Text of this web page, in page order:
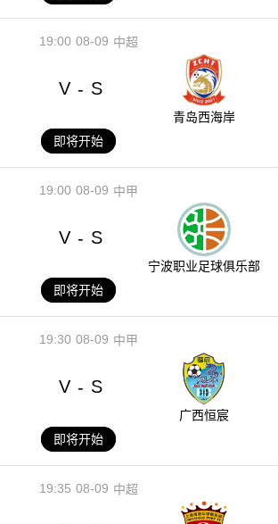
08-09
19:00 中超
V - S
青岛西海岸
即将开始
08-09
19:00 中甲
V - S
宁波职业足球俱乐部
即将开始
08-09
19:30 中甲
V - S
广西恒宸
即将开始
08-09
19:35 中超